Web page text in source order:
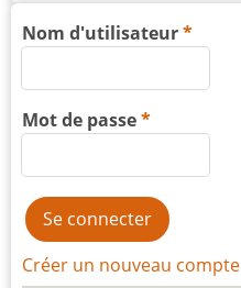
Nom d'utilisateur
Mot de passe
Créer un nouveau compte